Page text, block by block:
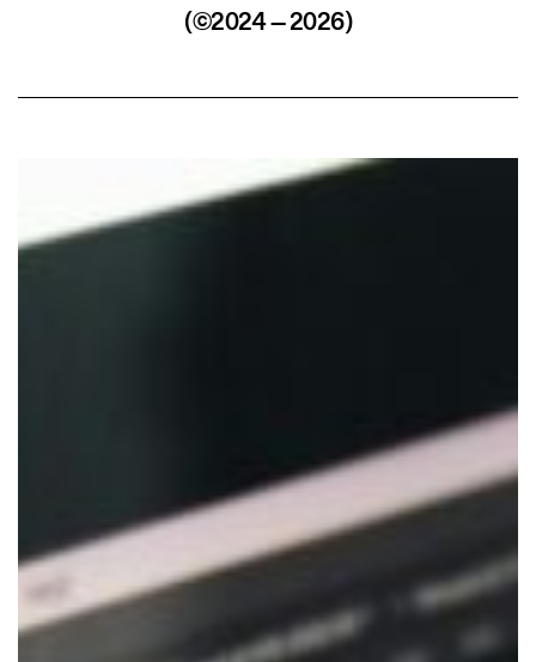
(©2024 — 2026)